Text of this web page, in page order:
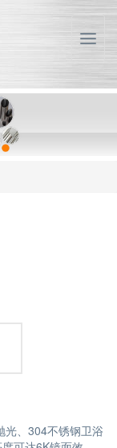
T
o
g
n
光、304不锈钢卫浴